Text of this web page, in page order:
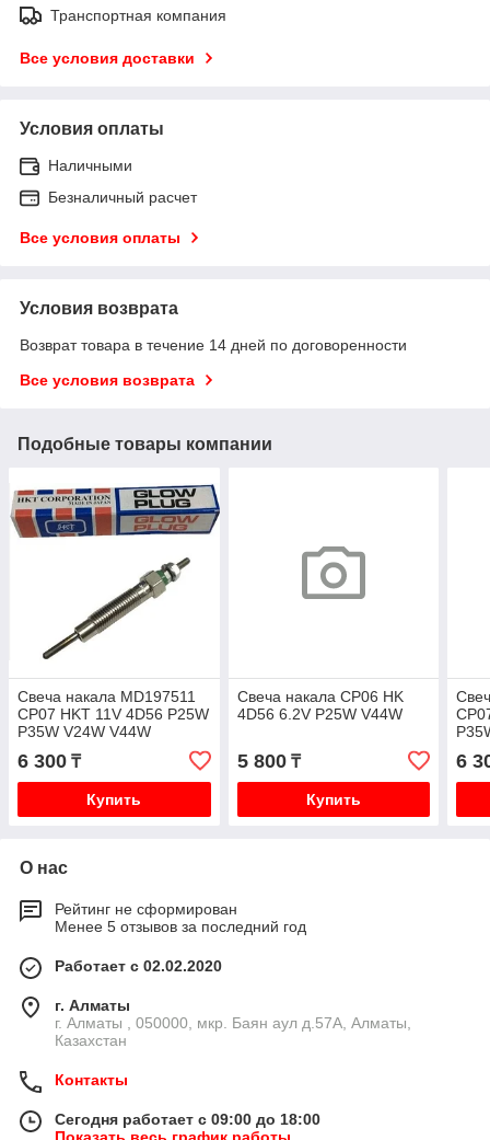
Транспортная компания
Все условия доставки
Условия оплаты
Наличными
Безналичный расчет
Все условия оплаты
Условия возврата
Возврат товара в течение 14 дней по договоренности
Все условия возврата
Подобные товары компании
Свеча накала MD197511
CP07 HKT 11V 4D56 P25W
P35W V24W V44W
6 300 ₸
Купить
Свеча накала CP06 HK
4D56 6.2V P25W V44W
5 800₸
Купить
6
О нас
Рейтинг не сформирован
Менее 5 отзывов за последний год
Работает с 02.02.2020
г. Алматы
г. Алматы , 050000, мкр. Баян аул д.57А, Алматы,
Казахстан
Контакты
Сегодня работает с 09:00 до 18:00